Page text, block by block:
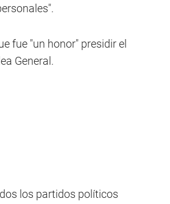
fue "un honor" presidir el
General.
los partidos políticos